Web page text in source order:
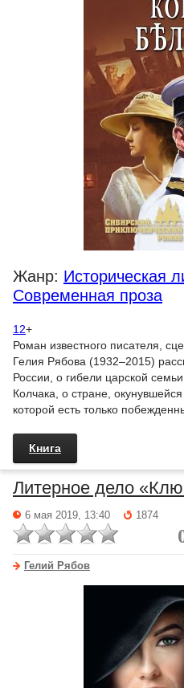
Жанр: Историческая
Современная проза
12+
Роман известного писателя,
Гелия Рябова (1932–2015)
России, о гибели царской
Колчака, о стране,
которой есть только
Книга
Литерное дело
6 мая 2019, 13:40 1874
Гелий Рябов